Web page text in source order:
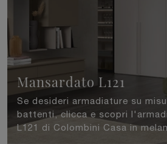
Mansardato L121
Se desideri armadiature su
battenti, clicca e scopri
L121 di Colombini Casa in